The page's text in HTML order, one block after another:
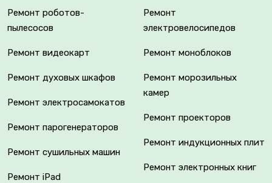
Ремонт роботов-
пылесосов
Ремонт видеокарт
Ремонт духовых шкафов
Ремонт электросамокатов
Ремонт парогенераторов
Ремонт сушильных машин
Ремонт iPad
Ремонт
электровелосипедов
Ремонт моноблоков
Ремонт морозильных
камер
Ремонт проекторов
Ремонт индукционных плит
Ремонт электронных книг